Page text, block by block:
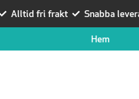
Alltid fri frakt Snabba
Hem